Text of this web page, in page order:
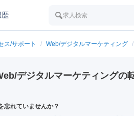
歴 求人検索
ス/サポート / Web/デジタルマーケティング /
デジタルマーケティングの
忘れていませんか？